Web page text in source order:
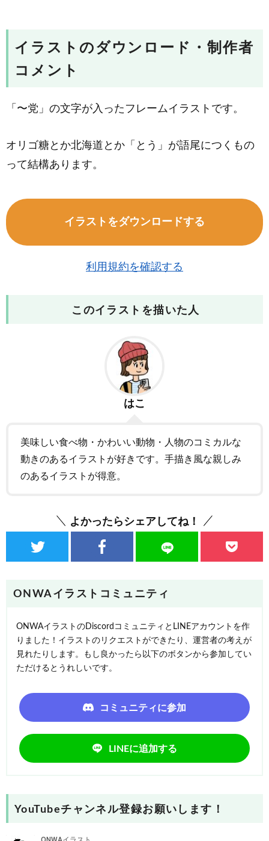
イラストのダウンロード・制作者
コメント
「〜党」の文字が入ったフレームイラストです。
オリゴ糖とか北海道とか「とう」が語尾につくもの
って結構あります。
イラストをダウンロードする
利用規約を確認する
このイラストを描いた人
はこ
美味しい食べ物・かわいい動物・人物のコミカルな
動きのあるイラストが好きです。手描き風な親しみ
のあるイラストが得意。
よかったらシェアしてね！
ONWAイラストコミュニティ
ONWAイラストのDiscordコミュニティとLINEアカウントを作
りました！イラストのリクエストができたり、運営者の考えが
見れたりします。もし良かったら以下のボタンから参加してい
ただけるとうれしいです。
コミュニティに参加
LINEに追加する
YouTubeチャンネル登録お願いします！